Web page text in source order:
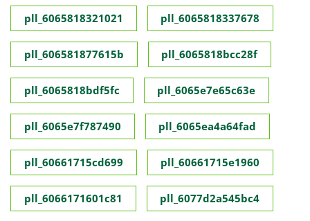
pll_6065818321021 pll_6065818337678
pll_606581877615b pll_6065818bcc28f
pll_6065818bdf5fc pll_6065e7e65c63e
pll_6065e7f787490 pll_6065ea4a64fad
pll_60661715cd699 pll_60661715e1960
pll_6066171601c81 pll_6077d2a545bc4